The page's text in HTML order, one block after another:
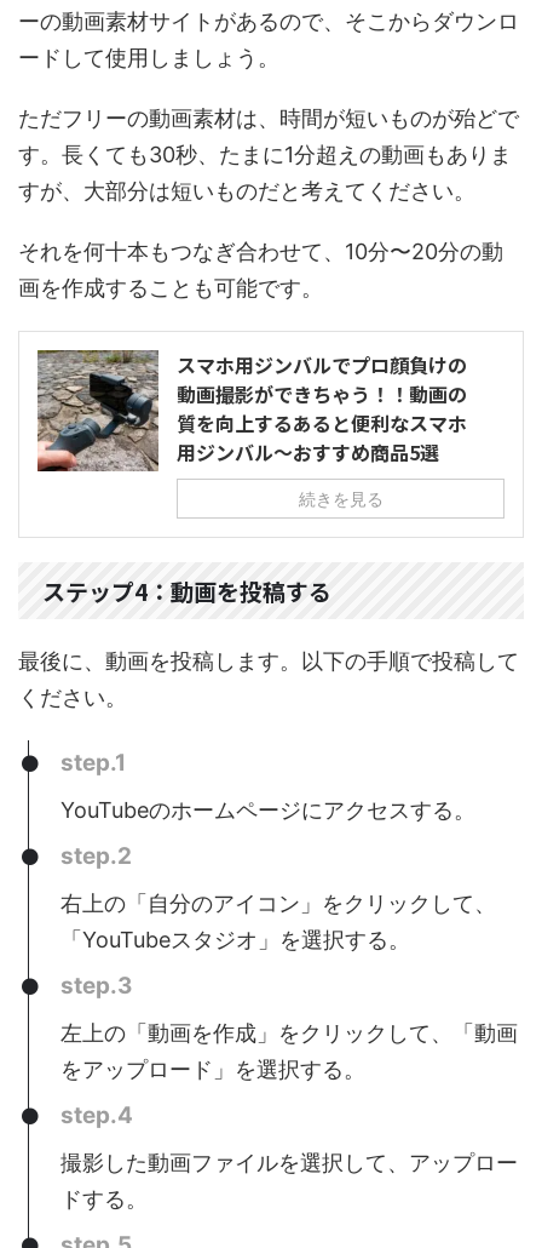
ーの動画素材サイトがあるので、そこからダウンロ
ードして使用しましょう。
ただフリーの動画素材は、時間が短いものが殆どで
す。長くても30秒、たまに1分超えの動画もありま
すが、大部分は短いものだと考えてください。
それを何十本もつなぎ合わせて、10分〜20分の動
画を作成することも可能です。
スマホ用ジンバルでプロ顔負けの
動画撮影ができちゃう！！動画の
質を向上するあると便利なスマホ
用ジンバル～おすすめ商品5選
続きを見る
ステップ4：動画を投稿する
最後に、動画を投稿します。以下の手順で投稿して
ください。
step.1
YouTubeのホームページにアクセスする。
step.2
右上の「自分のアイコン」をクリックして、
「YouTubeスタジオ」を選択する。
step.3
左上の「動画を作成」をクリックして、「動画
をアップロード」を選択する。
step.4
撮影した動画ファイルを選択して、アップロー
ドする。